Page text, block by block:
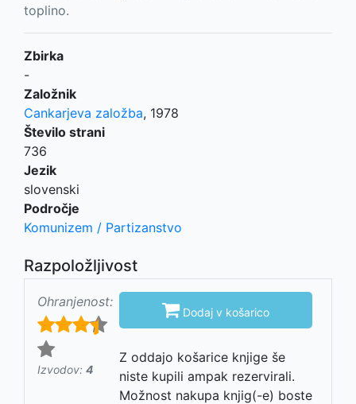
toplino.
Zbirka
-
Založnik
Cankarjeva založba, 1978
Število strani
736
Jezik
slovenski
Področje
Komunizem / Partizanstvo
Razpoložljivost
Ohranjenost:
Izvodov: 4
 Dodaj v košarico
Z oddajo košarice knjige še
niste kupili ampak rezervirali.
Možnost nakupa knjig(-e) boste